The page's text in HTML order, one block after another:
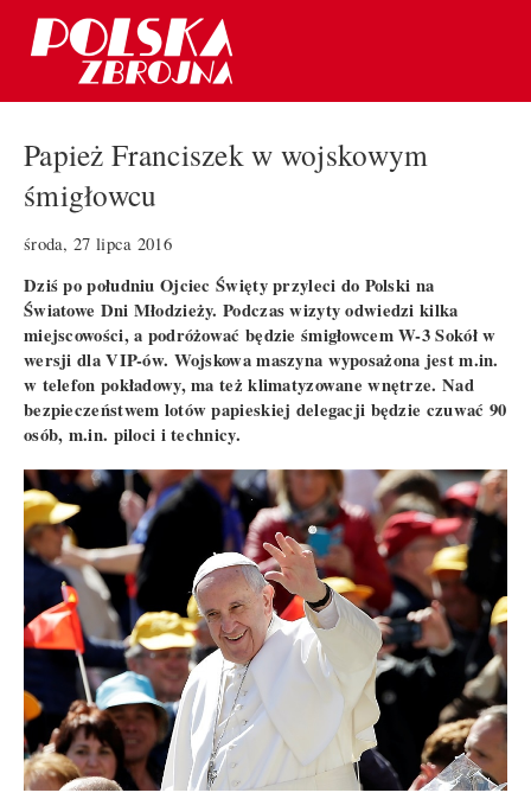
Papież Franciszek w wojskowym
śmigłowcu
środa, 27 lipca 2016
Dziś po południu Ojciec Święty przyleci do Polski na
Światowe Dni Młodzieży. Podczas wizyty odwiedzi kilka
miejscowości, a podróżować będzie śmigłowcem W-3 Sokół w
wersji dla VIP-ów. Wojskowa maszyna wyposażona jest m.in.
w telefon pokładowy, ma też klimatyzowane wnętrze. Nad
bezpieczeństwem lotów papieskiej delegacji będzie czuwać 90
osób, m.in. piloci i technicy.